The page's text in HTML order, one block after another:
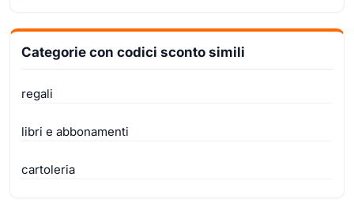
Categorie con codici sconto simili
regali
libri e abbonamenti
cartoleria